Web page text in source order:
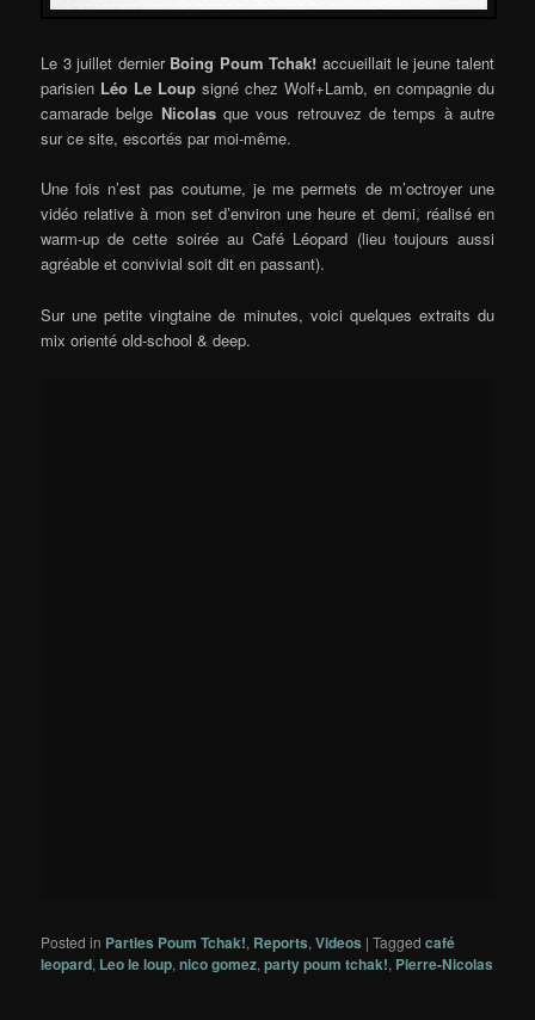
Le 3 juillet dernier Boing Poum Tchak! accueillait le jeune talent
parisien Léo Le Loupsigné chez Wolf+Lamb, en compagnie du
camarade belge Nicolasque vous retrouvez de temps à autre
sur ce site, escortés par moi-même.
Une fois n’est pas coutume, je me permets de m’octroyer une
vidéo relative à mon set d’environ une heure et demi, réalisé en
warm-up de cette soirée au Café Léopard (lieu toujours aussi
agréable et convivial soit dit en passant).
Sur une petite vingtaine de minutes, voici quelques extraits du
mix orienté old-school & deep.
Posted in Parties Poum Tchak!, Reports,Videos |Tagged café
leopard, Leo le loup,nico gomez,party poum tchak!, Pierre-Nicolas